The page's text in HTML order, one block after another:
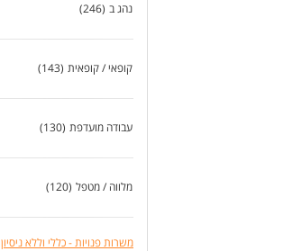
נהג ב (246)
קופאי / קופאית (143)
עבודה מועדפת (130)
מלווה / מטפל (120)
משרות פנויות - כללי וללא ניסיון